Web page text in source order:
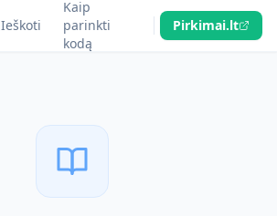
Ieškoti
Kaip
parinkti
kodą
Pirkimai.lt